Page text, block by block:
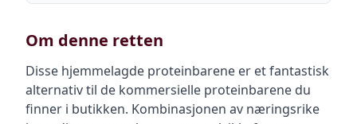
Om denne retten
Disse hjemmelagde proteinbarene er et fantastisk
alternativ til de kommersielle proteinbarene du
finner i butikken. Kombinasjonen av næringsrike